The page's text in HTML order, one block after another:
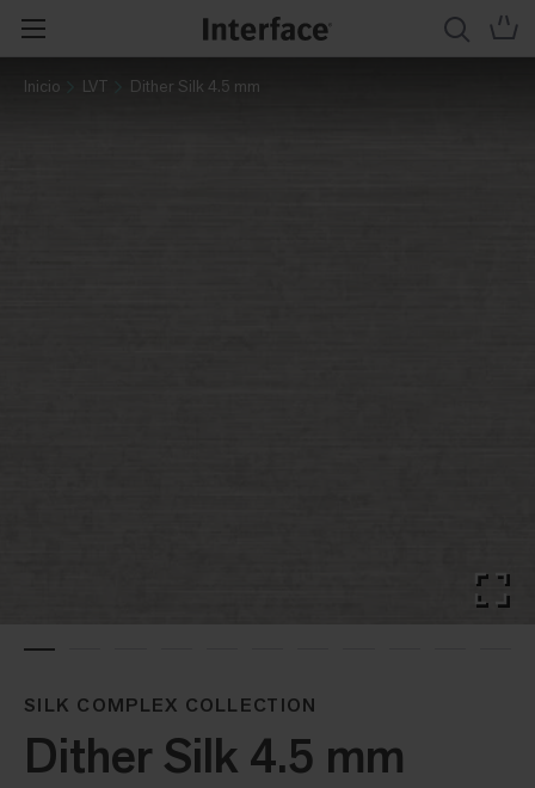
Inicio LVT Dither Silk 4.5 mm
SILK COMPLEX COLLECTION
Dither Silk 4.5 mm